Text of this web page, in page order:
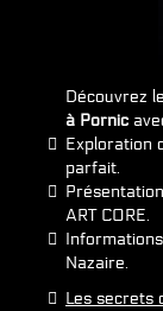
Découvrez
à Pornic
Exploration
parfait.
ART CORE.
Nazaire.
Les secrets